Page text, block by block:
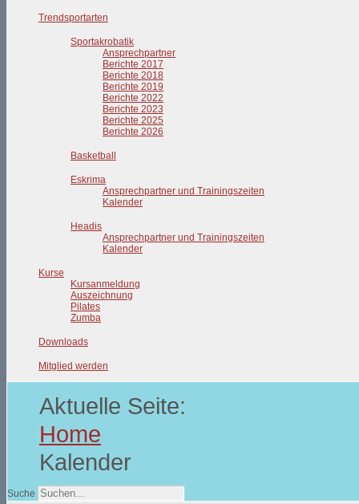
Trendsportarten
Sportakrobatik
Ansprechpartner
Berichte 2017
Berichte 2018
Berichte 2019
Berichte 2022
Berichte 2023
Berichte 2025
Berichte 2026
Basketball
Eskrima
Ansprechpartner und Trainingszeiten
Kalender
Headis
Ansprechpartner und Trainingszeiten
Kalender
Kurse
Kursanmeldung
Auszeichnung
Pilates
Zumba
Downloads
Mitglied werden
Aktuelle Seite:
Home
Kalender
Suche